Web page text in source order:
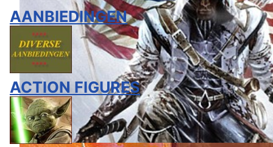
AANBIEDINGEN
ACTION FIGURES